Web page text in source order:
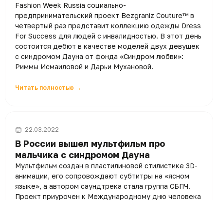
Fashion Week Russia социально-
предпринимательский проект Bezgraniz Couture™ в
четвертый раз представит коллекцию одежды Dress
For Success для людей с инвалидностью. В этот день
состоится дебют в качестве моделей двух девушек
с синдромом Дауна от фонда «Синдром любви»:
Риммы Исмаиловой и Дарьи Мухановой.
Читать полностью →
22.03.2022
В России вышел мультфильм про
мальчика с синдромом Дауна
Мультфильм создан в пластилиновой стилистике 3D-
анимации, его сопровождают субтитры на «ясном
языке», а автором саундтрека стала группа СБПЧ.
Проект приурочен к Международному дню человека